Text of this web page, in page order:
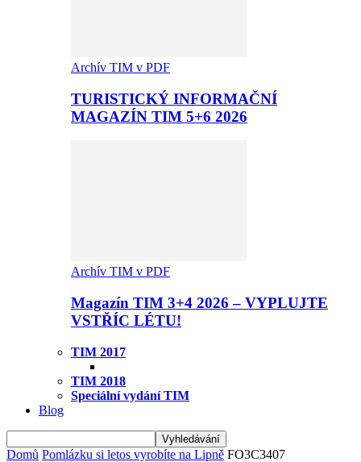
Archív TIM v PDF
TURISTICKÝ INFORMAČNÍ
MAGAZÍN TIM 5+6 2026
Archív TIM v PDF
Magazín TIM 3+4 2026 – VYPLUJTE
VSTŘÍC LÉTU!
TIM 2017
TIM 2018
Speciální vydání TIM
Blog
Domů Pomlázku si letos vyrobíte na Lipně FO3C3407